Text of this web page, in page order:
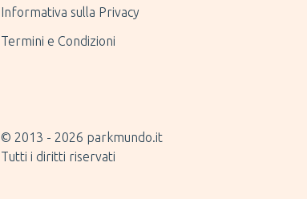
Informativa sulla Privacy
Termini e Condizioni
© 2013 - 2026 parkmundo.it
Tutti i diritti riservati